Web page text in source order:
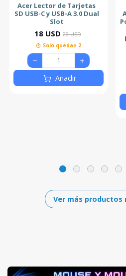
Acer Lector de Tarjetas
SD USB-C y USB-A 3.0 Dual
Slot
18 USD 20 USD
Solo quedan 2
Añadir
Ver más productos